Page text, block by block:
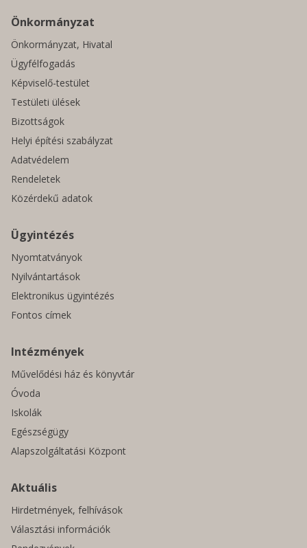
Önkormányzat
Önkormányzat, Hivatal
Ügyfélfogadás
Képviselő-testület
Testületi ülések
Bizottságok
Helyi építési szabályzat
Adatvédelem
Rendeletek
Közérdekű adatok
Ügyintézés
Nyomtatványok
Nyilvántartások
Elektronikus ügyintézés
Fontos címek
Intézmények
Művelődési ház és könyvtár
Óvoda
Iskolák
Egészségügy
Alapszolgáltatási Központ
Aktuális
Hirdetmények, felhívások
Választási információk